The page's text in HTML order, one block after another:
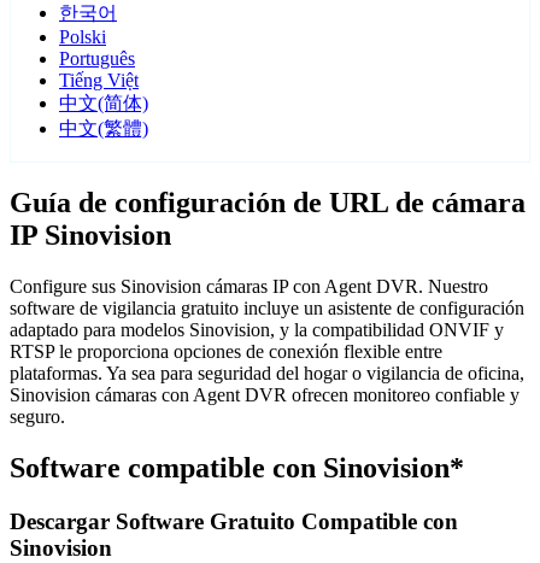
한국어
Polski
Português
Tiếng Việt
中文(简体)
中文(繁體)
Guía de configuración de URL de cámara
IP Sinovision
Configure sus Sinovision cámaras IP con Agent DVR. Nuestro
software de vigilancia gratuito incluye un asistente de configuración
adaptado para modelos Sinovision, y la compatibilidad ONVIF y
RTSP le proporciona opciones de conexión flexible entre
plataformas. Ya sea para seguridad del hogar o vigilancia de oficina,
Sinovision cámaras con Agent DVR ofrecen monitoreo confiable y
seguro.
Software compatible con Sinovision*
Descargar Software Gratuito Compatible con
Sinovision